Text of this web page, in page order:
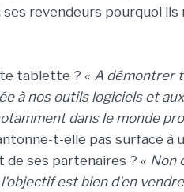
revendeurs pourquoi
tablette ? « A démontrer
à nos outils logiciels et
dans le monde
t-elle pas surface à
ses partenaires ? « Non
est bien d'en